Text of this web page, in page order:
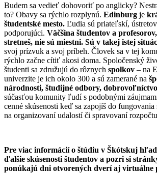
Budem sa vedieť dohovoriť po anglicky?
to? Obavy sa rýchlo rozplynú. Edinburg je
študentské mesto. Ľudia sú priateľskí,
podporujúci. Väčšina študentov a
stretneš, nie sú miestni. Sú v takej istej
svoj prízvuk a svoj príbeh. Človek sa v tej
rýchlo začne cítiť akosi doma. Spoločenský
študenti sa združujú do rôznych spolkov – na
univerzite je ich okolo 300 a sú zamerané na
národnosti, študijné odbory, dobrovoľníctvo
súčasťou komunity ľudí s podobnými
cenné skúsenosti keď sa zapojíš do
na organizovaní udalostí či spravovaní
Pre viac informácií o štúdiu v Škótskuj
ďalšie skúsenosti študentov a pozri si
ponúkajú dni otvorených dverí aj virtuálne